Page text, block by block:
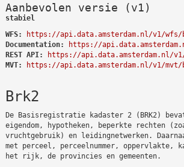
Aanbevolen versie (v1)
stabiel
WFS:
https://api.data.amsterdam.nl/v1/wfs/
Documentation:
https://
REST API:
https://api.data.amsterdam.nl/
MVT:
https://api.data.amsterdam.nl/v1/mvt/
Brk2
De Basisregistratie kadaster 2 (BRK2)
eigendom, hypotheken, beperkte rechten
vruchtgebruik) en leidingnetwerken.
met perceel, perceelnummer, oppervlakte,
het rijk, de provincies en gemeenten.